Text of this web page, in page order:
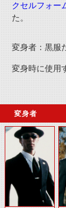
クセルフォー
た。
変身者：黒服
変身時に使用
変身者